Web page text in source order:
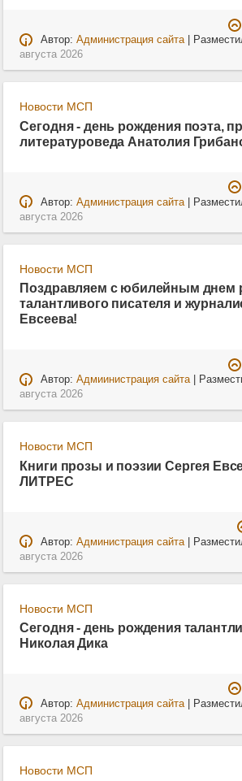
Автор: Администрация сайта|
августа 2026
Новости МСП
Сегодня - день рождения поэта,
литературоведа Анатолия
Автор: Администрация сайта|
августа 2026
Новости МСП
Поздравляем с юбилейным днем
талантливого писателя и
Евсеева!
Автор: Адмиинистрация сайта|
августа 2026
Новости МСП
Книги прозы и поэзии Сергея
ЛИТРЕС
Автор: Администрация сайта|
августа 2026
Новости МСП
Сегодня - день рождения
Николая Дика
Автор: Администрация сайта|
августа 2026
Новости МСП